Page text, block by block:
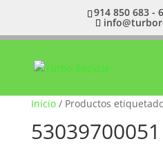
914 850 683 -
Inicio/ Productos
53039700051